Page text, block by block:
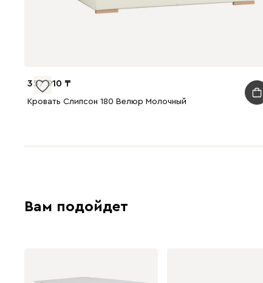
357 910
Кровать Слипсон 180 Велюр Молочный
Вам подойдет